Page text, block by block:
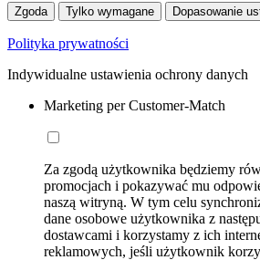
Zgoda Tylko wymagane Dopasowanie
Polityka prywatności
Indywidualne ustawienia ochrony danych
Marketing per Customer-Match
Za zgodą użytkownika będziemy
promocjach i pokazywać mu
naszą witryną. W tym celu
dane osobowe użytkownika z
dostawcami i korzystamy z ich
reklamowych, jeśli użytkownik